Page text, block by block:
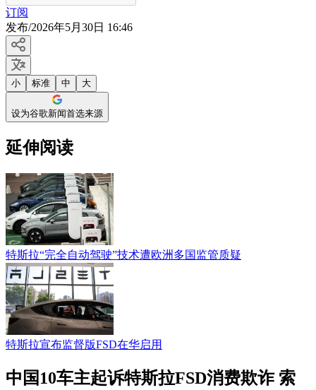
订阅
发布/2026年5月30日 16:46
小 标准 中 大
设为谷歌新闻首选来源
延伸阅读
特斯拉“完全自动驾驶”技术遭欧洲多国监管质疑
特斯拉宣布监督版FSD在华启用
中国10车主起诉特斯拉FSD消费欺诈 索